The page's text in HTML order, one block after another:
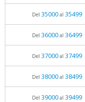
Del 35000al 35499
Del 36000al 36499
Del 37000al 37499
Del 38000al 38499
Del 39000al 39499